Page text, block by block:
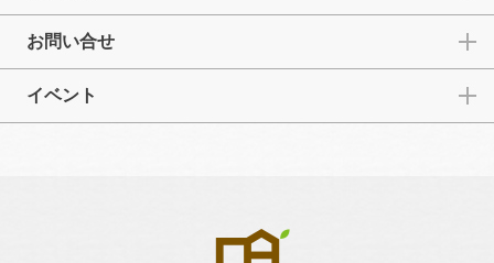
お問い合せ
イベント